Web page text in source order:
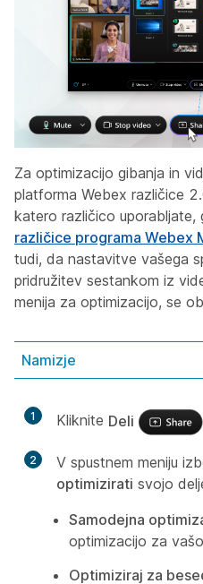
Za optimizacijo gibanja in
platforma Webex različice
katero različico uporabljate,
različice programa Webex
tudi, da nastavitve vašega
pridružitev sestankom iz
menija za optimizacijo, se
Namizje
1 Kliknite Deli
2
V spustnem meniju
optimizirati svojo
Samodejna
optimizacijo za
Optimiziraj za